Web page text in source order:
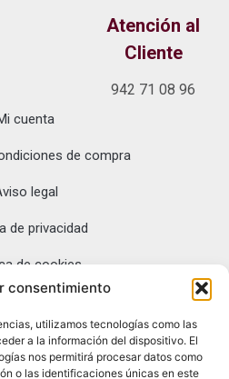
consentimiento
utilizamos tecnologías como las
a la información del dispositivo. El
nos permitirá procesar datos como
o las identificaciones únicas en este
Atención al
Cliente
942 71 08 96
cuenta
de compra
legal
de privacidad
de cookies